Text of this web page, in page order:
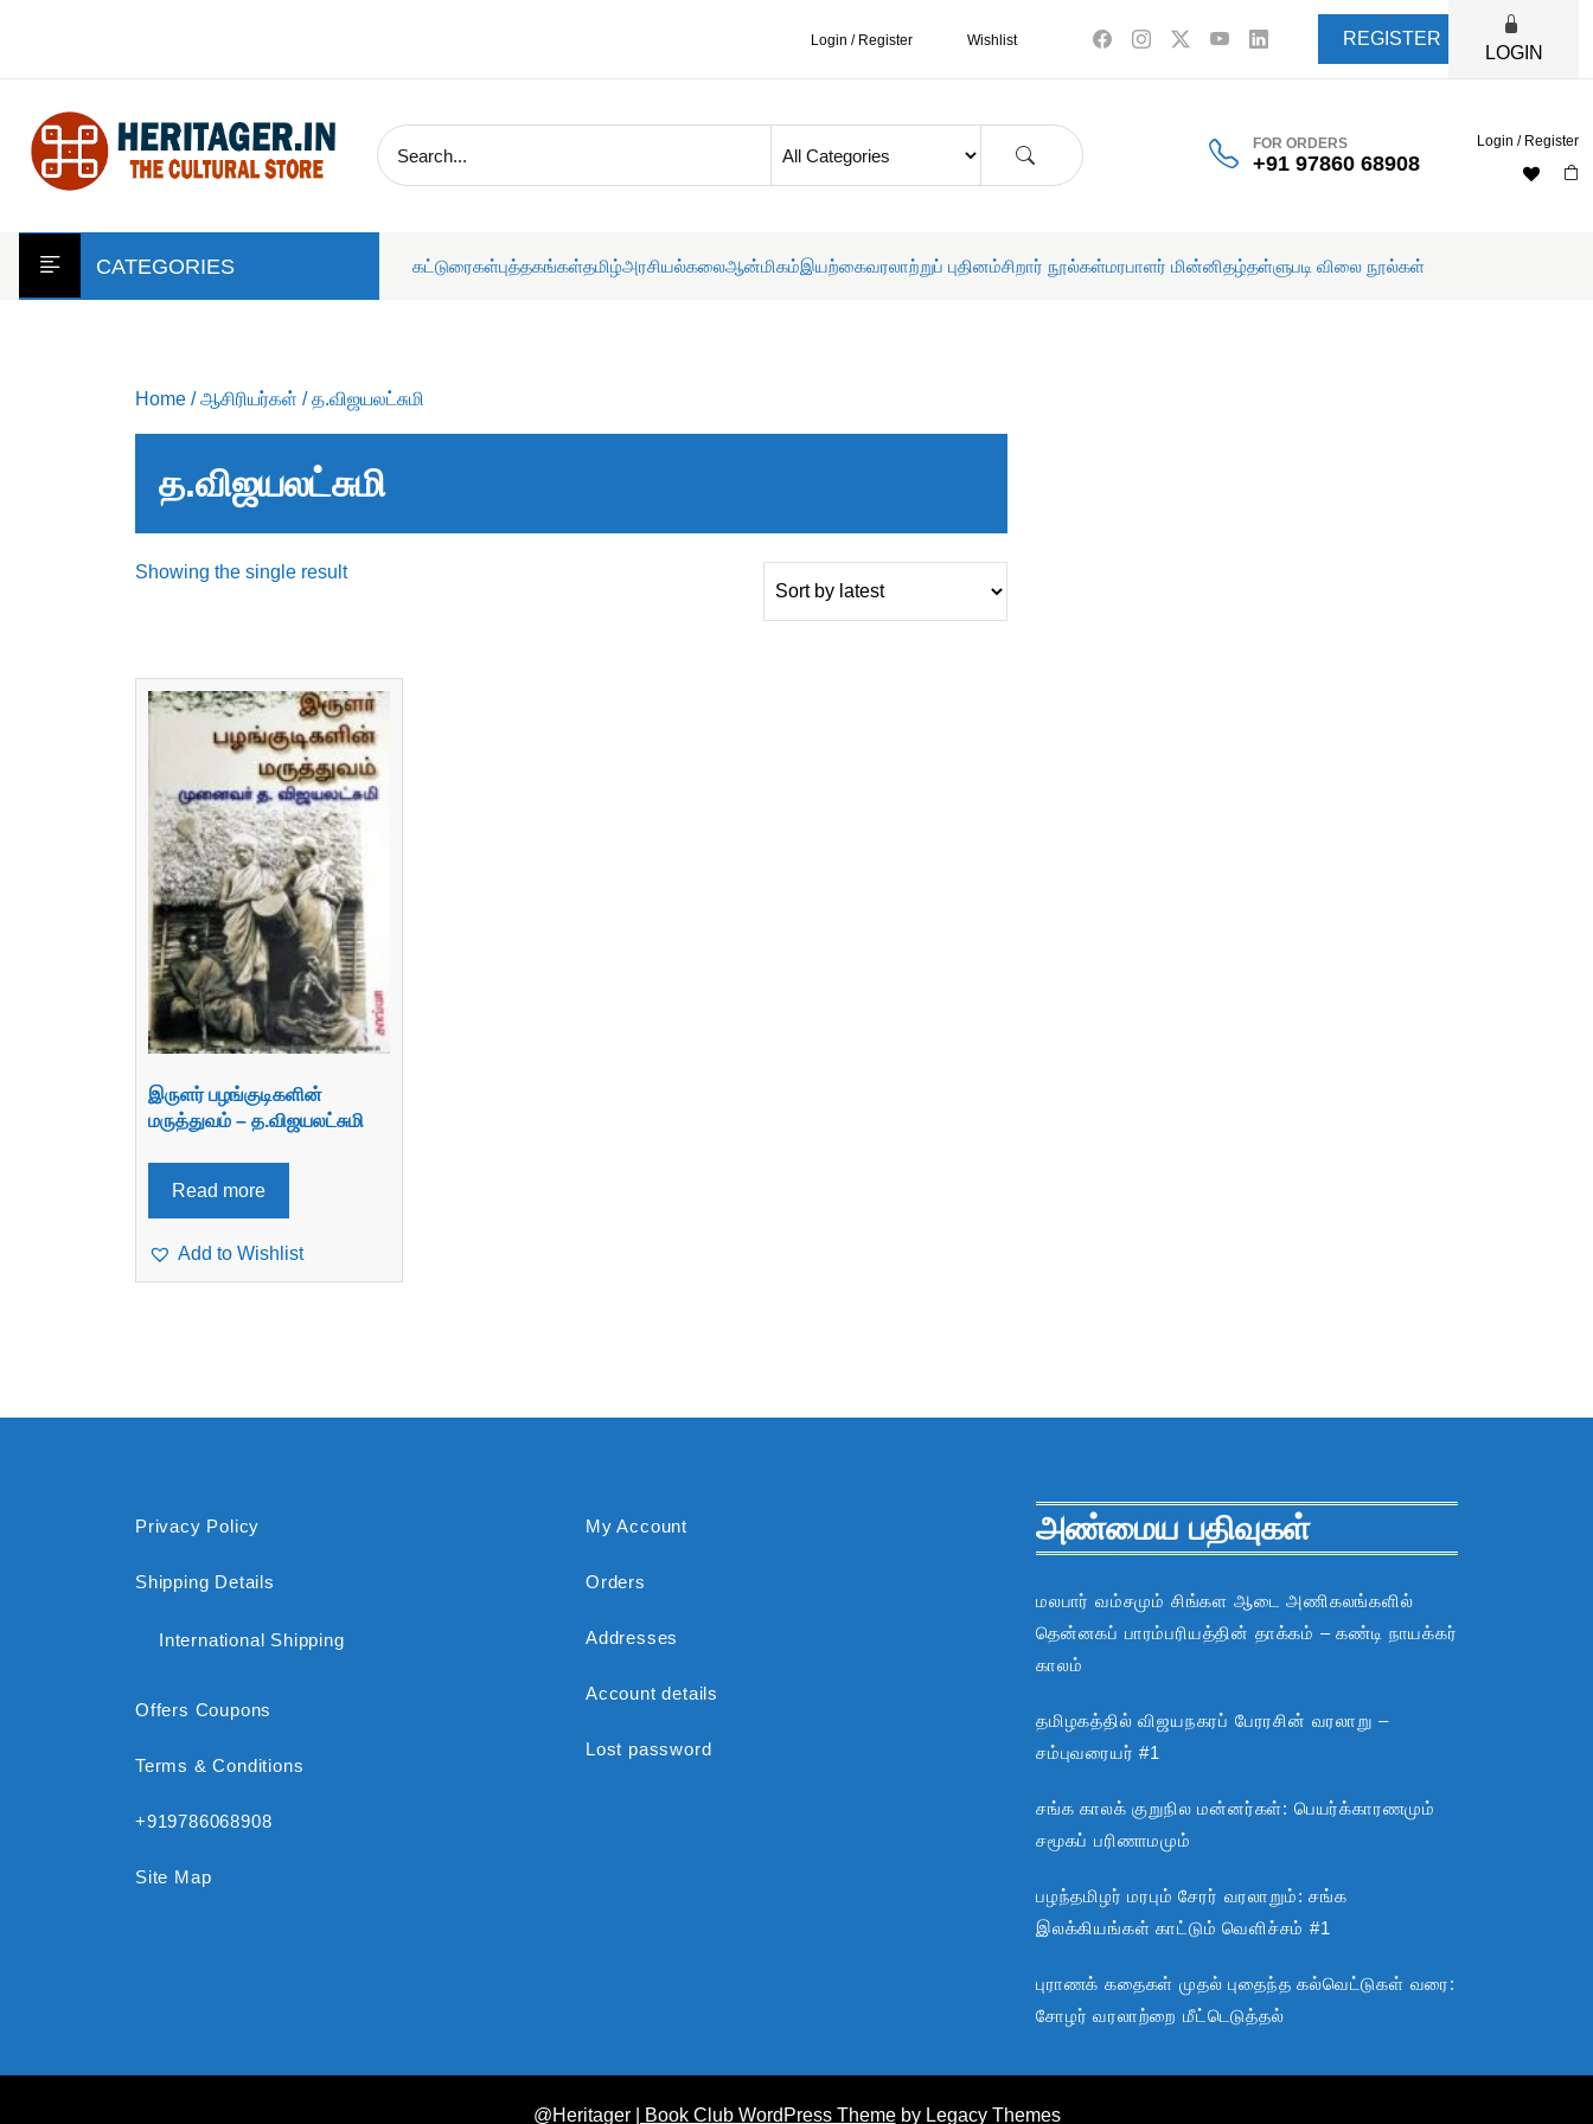
Login / Register Wishlist REGISTER
LOGIN
FOR ORDERS
+91 97860 68908
Login / Register
CATEGORIES கட்டுரைகள்புத்தகங்கள்தமிழ்அரசியல்கலைஆன்மிகம்இயற்கைவரலாற்றுப் புதினம்சிறார் நூல்கள்மரபாளர் மின்னிதழ்தள்ளுபடி விலை நூல்கள்
Home /ஆசிரியர்கள் / த.விஜயலட்சுமி
த.விஜயலட்சுமி
Showing the single result
இருளர் பழங்குடிகளின்
மருத்துவம் – த.விஜயலட்சுமி
Read more
Add to Wishlist
Privacy Policy
Shipping Details
International Shipping
Offers Coupons
Terms & Conditions
+919786068908
Site Map
My Account
Orders
Addresses
Account details
Lost password
அண்மைய பதிவுகள்
மலபார் வம்சமும் சிங்கள ஆடை அணிகலங்களில்
தென்னகப் பாரம்பரியத்தின் தாக்கம் – கண்டி நாயக்கர்
காலம்
தமிழகத்தில் விஜயநகரப் பேரரசின் வரலாறு –
சம்புவரையர் #1
சங்க காலக் குறுநில மன்னர்கள்: பெயர்க்காரணமும்
சமூகப் பரிணாமமும்
பழந்தமிழர் மரபும் சேரர் வரலாறும்: சங்க
இலக்கியங்கள் காட்டும் வெளிச்சம் #1
புராணக் கதைகள் முதல் புதைந்த கல்வெட்டுகள் வரை:
சோழர் வரலாற்றை மீட்டெடுத்தல்
@Heritager | Book Club WordPress Themeby Legacy Themes